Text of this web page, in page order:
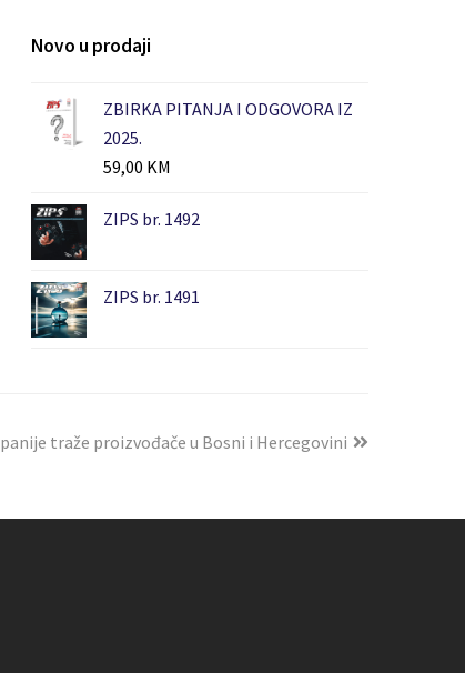
Novo u prodaji
ZBIRKA PITANJA I ODGOVORA IZ
2025.
59,00 KM
ZIPS br. 1492
ZIPS br. 1491
traže proizvođače u Bosni i Hercegovini